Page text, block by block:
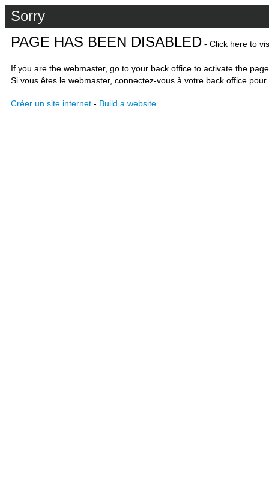
Sorry
PAGE HAS BEEN DISABLED - Click here to
If you are the webmaster, go to your back office to activate the
Si vous êtes le webmaster, connectez-vous à votre back office
Créer un site internet - Build a website